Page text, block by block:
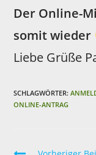
Der Online-
somit wieder
Liebe Grüße
SCHLAGWÖRTER:
ONLINE-ANTRAG